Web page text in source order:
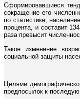
Сформировавшиеся
сокращение его
по статистике,
процента, и составит
раза превысит
Такое изменение
социальной защиты
Целями
предпосылок к